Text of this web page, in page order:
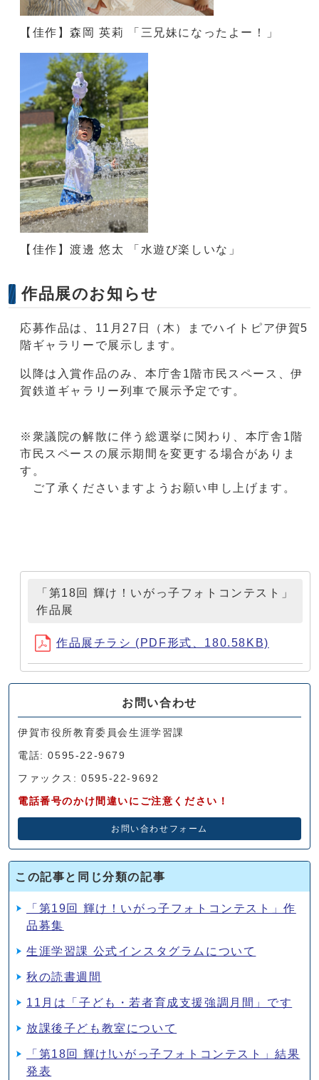
【佳作】森岡 英莉 「三兄妹になったよー！」
【佳作】渡邊 悠太 「水遊び楽しいな」
作品展のお知らせ
応募作品は、11月27日（木）までハイトピア伊賀5
階ギャラリーで展示します。
以降は入賞作品のみ、本庁舎1階市民スペース、伊
賀鉄道ギャラリー列車で展示予定です。
※衆議院の解散に伴う総選挙に関わり、本庁舎1階
市民スペースの展示期間を変更する場合がありま
す。
ご了承くださいますようお願い申し上げます。
「第18回 輝け！いがっ子フォトコンテスト」
作品展
作品展チラシ (PDF形式、180.58KB)
お問い合わせ
伊賀市役所教育委員会生涯学習課
電話: 0595-22-9679
ファックス: 0595-22-9692
電話番号のかけ間違いにご注意ください！
お問い合わせフォーム
この記事と同じ分類の記事
「第19回 輝け！いがっ子フォトコンテスト」作
品募集
生涯学習課 公式インスタグラムについて
秋の読書週間
11月は「子ども・若者育成支援強調月間」です
放課後子ども教室について
「第18回 輝け!いがっ子フォトコンテスト」結果
発表